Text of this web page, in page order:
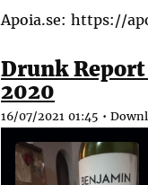
Apoia.se: https://
Drunk
2020
16/07/2021 01:45 •